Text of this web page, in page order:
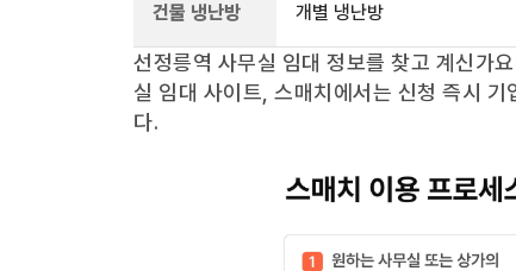
건물 냉난방 개별 냉난방
선정릉역 사무실 임대 정보를 찾고 계신가
실 임대 사이트, 스매치에서는 신청 즉시
다.